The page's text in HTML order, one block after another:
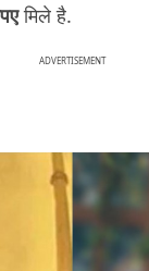
मिले है.
ADVERTISEMENT